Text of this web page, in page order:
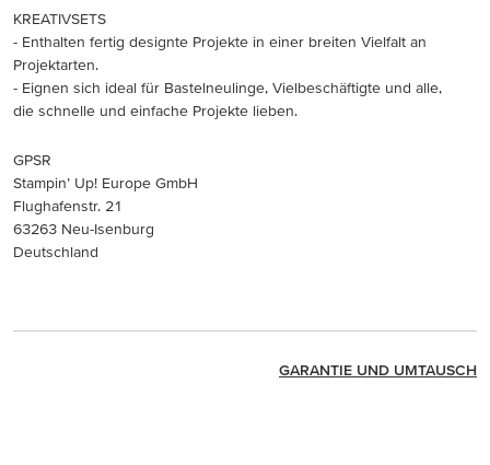
KREATIVSETS
- Enthalten fertig designte Projekte in einer breiten Vielfalt an
Projektarten.
- Eignen sich ideal für Bastelneulinge, Vielbeschäftigte und alle,
die schnelle und einfache Projekte lieben.
GPSR
Stampin’ Up! Europe GmbH
Flughafenstr. 21
63263 Neu-Isenburg
Deutschland
GARANTIE UND UMTAUSCH